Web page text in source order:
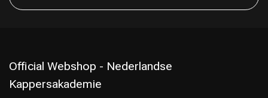
Official Webshop - Nederlandse
Kappersakademie